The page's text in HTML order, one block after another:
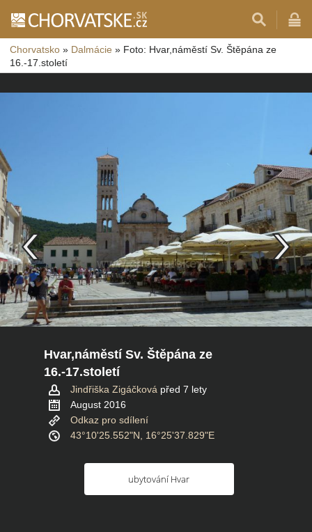
Chorvatsko » Dalmácie » Foto: Hvar,náměstí Sv. Štěpána ze
16.-17.století
Hvar,náměstí Sv. Štěpána ze
16.-17.století
Jindřiška Zigáčková před 7 lety
August 2016
Odkaz pro sdílení
43°10'25.552"N, 16°25'37.829"E
ubytování Hvar